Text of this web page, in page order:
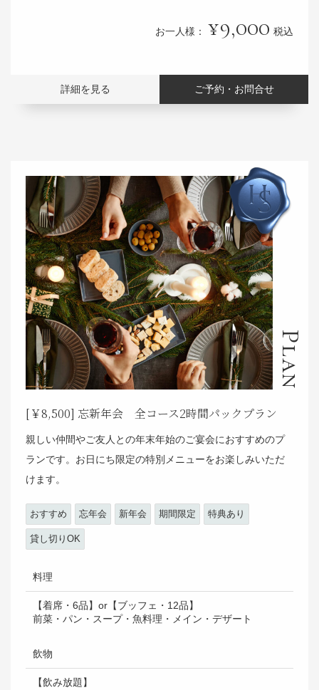
お一人様： 9,000 税込
詳細を見る ご予約・お問合せ
Plan
[￥8,500] 忘新年会 全コース2時間パックプラン
親しい仲間やご友人との年末年始のご宴会におすすめのプ
ランです。お日にち限定の特別メニューをお楽しみいただ
けます。
おすすめ 忘年会 新年会 期間限定 特典あり
貸し切りOK
料理
【着席・6品】or【ブッフェ・12品】
前菜・パン・スープ・魚料理・メイン・デザート
飲物
【飲み放題】